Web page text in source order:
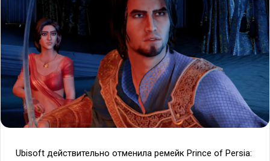
Ubisoft действительно отменила ремейк Prince of Persia: